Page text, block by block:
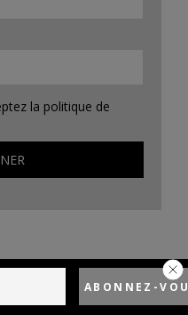
la politique de